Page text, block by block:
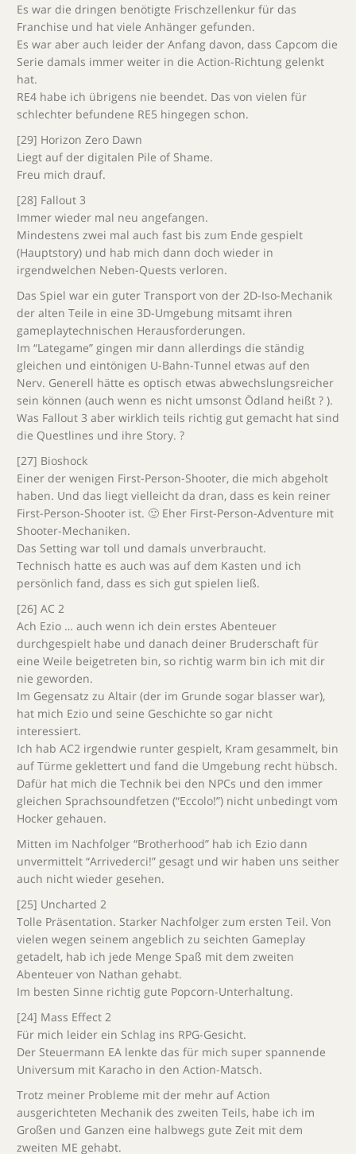
Es war die dringen benötigte Frischzellenkur für das
Franchise und hat viele Anhänger gefunden.
Es war aber auch leider der Anfang davon, dass Capcom die
Serie damals immer weiter in die Action-Richtung gelenkt
hat.
RE4 habe ich übrigens nie beendet. Das von vielen für
schlechter befundene RE5 hingegen schon.
[29] Horizon Zero Dawn
Liegt auf der digitalen Pile of Shame.
Freu mich drauf.
[28] Fallout 3
Immer wieder mal neu angefangen.
Mindestens zwei mal auch fast bis zum Ende gespielt
(Hauptstory) und hab mich dann doch wieder in
irgendwelchen Neben-Quests verloren.
Das Spiel war ein guter Transport von der 2D-Iso-Mechanik
der alten Teile in eine 3D-Umgebung mitsamt ihren
gameplaytechnischen Herausforderungen.
Im “Lategame” gingen mir dann allerdings die ständig
gleichen und eintönigen U-Bahn-Tunnel etwas auf den
Nerv. Generell hätte es optisch etwas abwechslungsreicher
sein können (auch wenn es nicht umsonst Ödland heißt ? ).
Was Fallout 3 aber wirklich teils richtig gut gemacht hat sind
die Questlines und ihre Story. ?
[27] Bioshock
Einer der wenigen First-Person-Shooter, die mich abgeholt
haben. Und das liegt vielleicht da dran, dass es kein reiner
First-Person-Shooter ist. 🙂 Eher First-Person-Adventure mit
Shooter-Mechaniken.
Das Setting war toll und damals unverbraucht.
Technisch hatte es auch was auf dem Kasten und ich
persönlich fand, dass es sich gut spielen ließ.
[26] AC 2
Ach Ezio … auch wenn ich dein erstes Abenteuer
durchgespielt habe und danach deiner Bruderschaft für
eine Weile beigetreten bin, so richtig warm bin ich mit dir
nie geworden.
Im Gegensatz zu Altair (der im Grunde sogar blasser war),
hat mich Ezio und seine Geschichte so gar nicht
interessiert.
Ich hab AC2 irgendwie runter gespielt, Kram gesammelt, bin
auf Türme geklettert und fand die Umgebung recht hübsch.
Dafür hat mich die Technik bei den NPCs und den immer
gleichen Sprachsoundfetzen (“Eccolo!”) nicht unbedingt vom
Hocker gehauen.
Mitten im Nachfolger “Brotherhood” hab ich Ezio dann
unvermittelt “Arrivederci!” gesagt und wir haben uns seither
auch nicht wieder gesehen.
[25] Uncharted 2
Tolle Präsentation. Starker Nachfolger zum ersten Teil. Von
vielen wegen seinem angeblich zu seichten Gameplay
getadelt, hab ich jede Menge Spaß mit dem zweiten
Abenteuer von Nathan gehabt.
Im besten Sinne richtig gute Popcorn-Unterhaltung.
[24] Mass Effect 2
Für mich leider ein Schlag ins RPG-Gesicht.
Der Steuermann EA lenkte das für mich super spannende
Universum mit Karacho in den Action-Matsch.
Trotz meiner Probleme mit der mehr auf Action
ausgerichteten Mechanik des zweiten Teils, habe ich im
Großen und Ganzen eine halbwegs gute Zeit mit dem
zweiten ME gehabt.